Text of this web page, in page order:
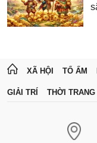
XÃ HỘI TỔ ẤM
GIẢI TRÍ THỜI TRANG